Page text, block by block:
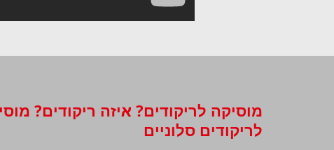
מוסיקה לריקודים? איזה ריקודים?
לריקודים סלוניים